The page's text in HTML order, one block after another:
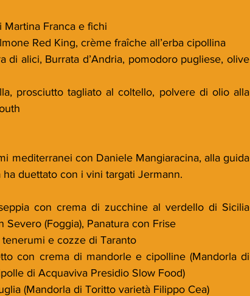
Martina Franca e fichi
Red King, crème fraîche all’erba cipollina
di alici, Burrata d’Andria, pomodoro pugliese, olive
prosciutto tagliato al coltello, polvere di olio alla
mediterranei con Daniele Mangiaracina, alla guida
duettato con i vini targati Jermann.
con crema di zucchine al verdello di Sicilia
Severo (Foggia), Panatura con Frise
e cozze di Taranto
con crema di mandorle e cipolline (Mandorla di
di Acquaviva Presidio Slow Food)
(Mandorla di Toritto varietà Filippo Cea)